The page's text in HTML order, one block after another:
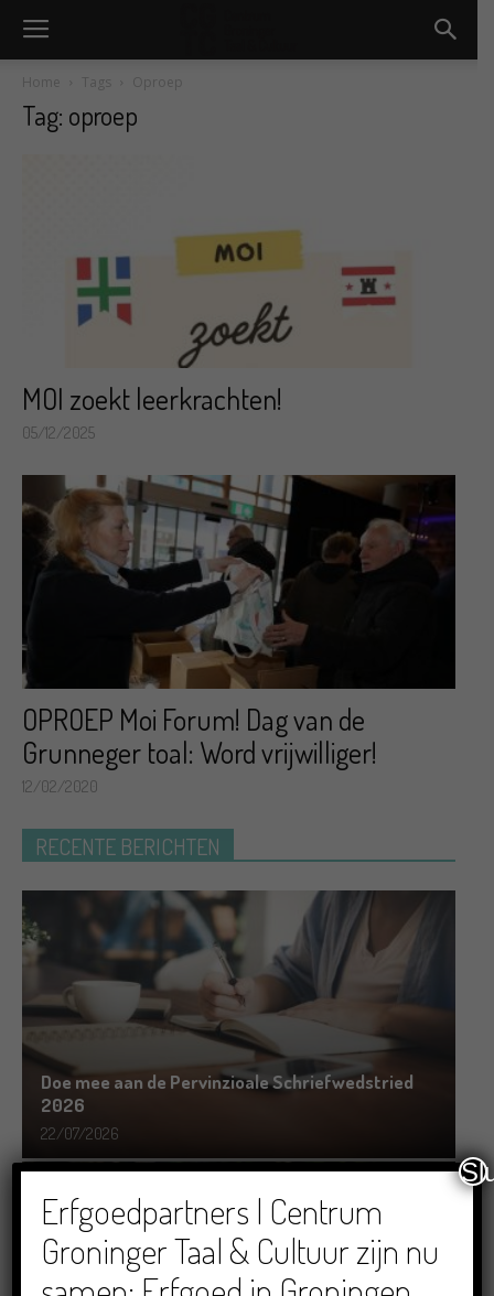
Home Tags Oproep
Tag: oproep
MOI zoekt leerkrachten!
05/12/2025
OPROEP Moi Forum! Dag van de
Grunneger toal: Word vrijwilliger!
12/02/2020
RECENTE BERICHTEN
Doe mee aan de Pervinzioale Schriefwedstried
2026
22/07/2026
Erfgoedpartners | Centrum
Groninger Taal & Cultuur zijn nu